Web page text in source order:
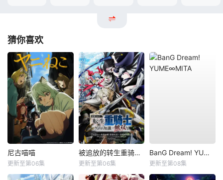
猜你喜欢
尼古喵喵
更新至第06集
被追放的转生重骑士用游戏知识开无双
更新至第06集
BanG Dream! YUME∞MITA
更新至第08集